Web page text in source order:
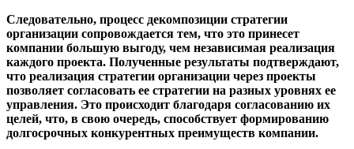
Следовательно, процесс декомпозиции стратегии
организации сопровождается тем, что это принесет
компании большую выгоду, чем независимая реализация
каждого проекта. Полученные результаты подтверждают,
что реализация стратегии организации через проекты
позволяет согласовать ее стратегии на разных уровнях ее
управления. Это происходит благодаря согласованию их
целей, что, в свою очередь, способствует формированию
долгосрочных конкурентных преимуществ компании.